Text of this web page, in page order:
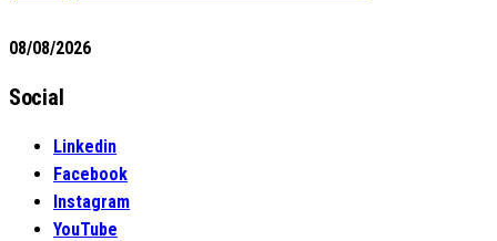
08/08/2026
Social
Linkedin
Facebook
Instagram
YouTube